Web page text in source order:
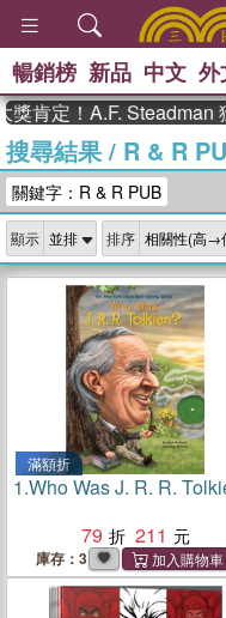
暢銷榜 新品 中文 外
A.F. Steadman 獲年
搜尋結果/ R & R
關鍵字：R & R PUB
顯示 排序
滿額折
1.Who Was J. R. R.
79
211
庫存：3